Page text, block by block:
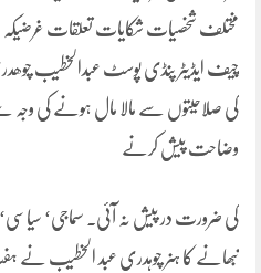
مختلف شخصیات شکایات تعلقات
چیف ایڈیٹر پنڈی پوسٹ عبدالخطیب
کی صلاحیتوں سے مالا مال ہونے کی وجہ
وضاحت پیش کرنے
کی ضرورت در پیش نہ آئی۔ سماجی‘
نبھانے کا ہنر چوہدری عبد الخطیب